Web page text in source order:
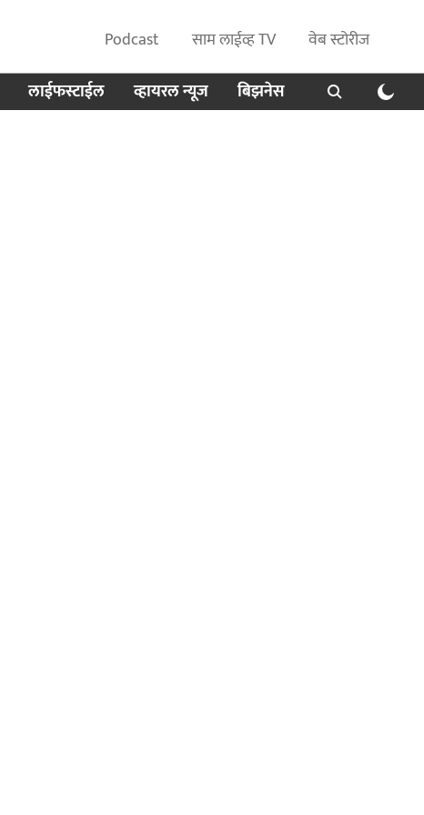
Podcast साम लाईव्ह TV
वेब स्टोरीज
लाईफस्टाईल व्हायरल न्यूज बिझनेस